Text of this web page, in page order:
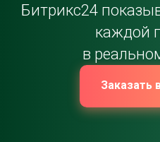
Битрикс24
каждой
в
Заказать